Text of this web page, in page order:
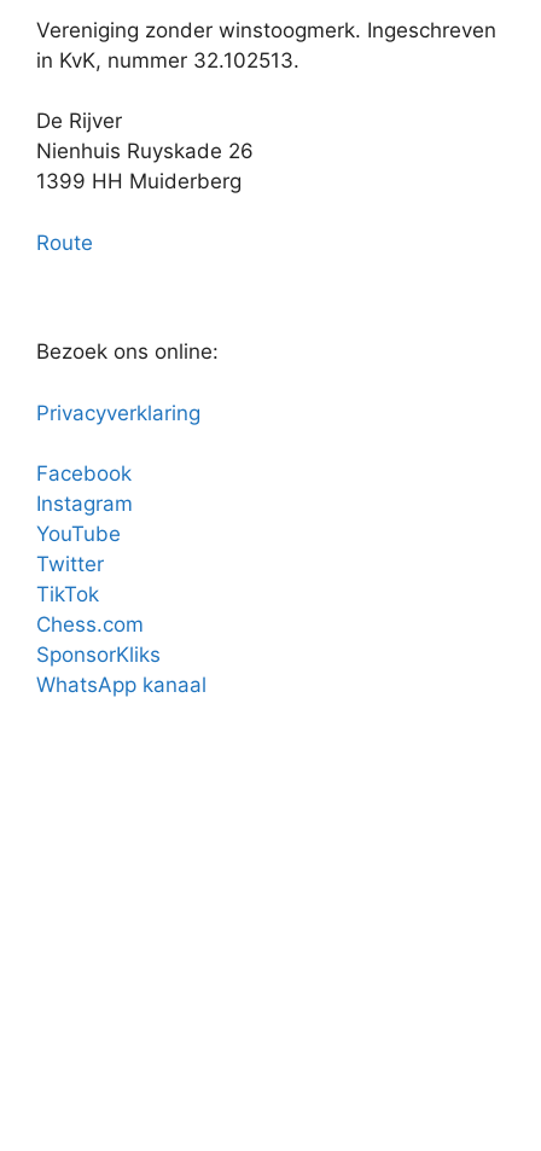
Vereniging zonder winstoogmerk. Ingeschreven
in KvK, nummer 32.102513.
De Rijver
Nienhuis Ruyskade 26
1399 HH Muiderberg
Route
Bezoek ons online:
Privacyverklaring
Facebook
Instagram
YouTube
Twitter
TikTok
Chess.com
SponsorKliks
WhatsApp kanaal